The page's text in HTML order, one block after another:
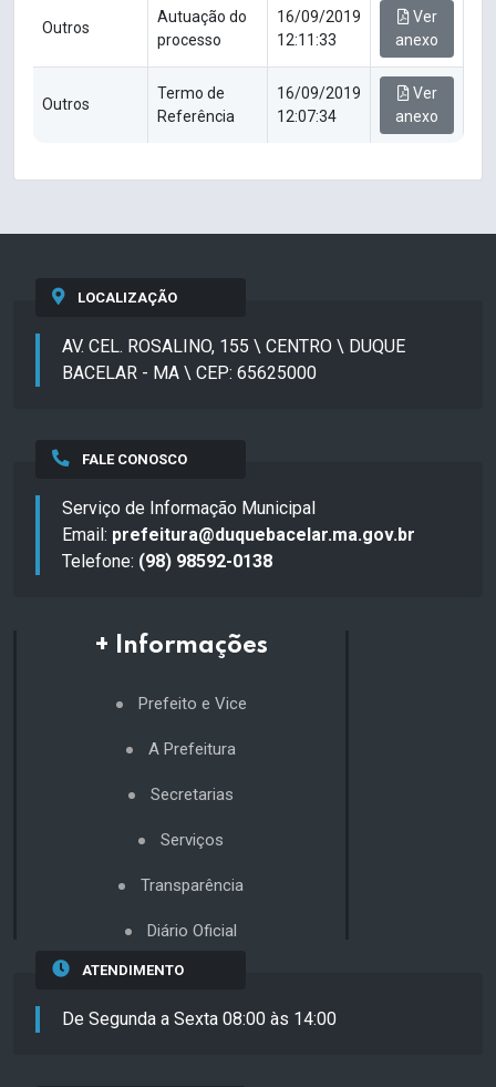
Outros
Autuação do
processo
16/09/2019
12:11:33
Ver
anexo
Outros
Termo de
Referência
16/09/2019
12:07:34
Ver
anexo
LOCALIZAÇÃO
AV. CEL. ROSALINO, 155 \ CENTRO \ DUQUE
BACELAR - MA \ CEP: 65625000
FALE CONOSCO
Serviço de Informação Municipal
Email: prefeitura@duquebacelar.ma.gov.br
Telefone: (98) 98592-0138
+ Informações
Prefeito e Vice
A Prefeitura
Secretarias
Serviços
Transparência
Diário Oficial
ATENDIMENTO
De Segunda a Sexta 08:00 às 14:00